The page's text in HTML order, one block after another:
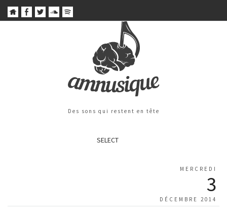
Des sons qui restent en tête
SELECT
MERCREDI
3
DÉCEMBRE 2014